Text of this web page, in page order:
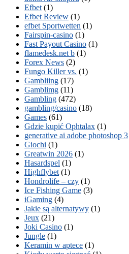
Efbet (1)
Efbet Review (1)
efbet Sportwetten (1)
Fairspin-casino (1)
Fast Payout Casino (1)
flamedesk.net b (1)
Forex News (2)
Fungo Killer vs. (1)
Gambliing (17)
Gamblimg (11)
Gambling (472)
gambling/casino (18)
Games (61)
Gdzie kupić Ophtalax (1)
generative ai adobe photoshop 3
Giochi (1)
Greatwin 2026 (1)
Hasardspel (1)
Highflybet (1)
Hondrolife – czy (1)
Ice Fishing Game (3)
iGaming (4)
Jakie są alternatywy (1)
Jeux (21)
Joki Casino (1)
Jungle (1)
Keramin w aptece (1)